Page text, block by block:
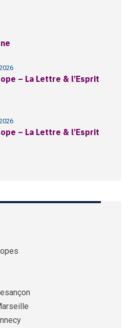
– La Lettre & l’Esprit
– La Lettre & l’Esprit